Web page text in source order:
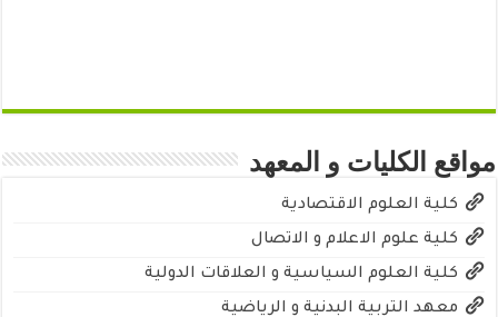
مواقع الكليات و المعهد
كلية العلوم الاقتصادية
كلية علوم الاعلام و الاتصال
كلية العلوم السياسية و العلاقات الدولية
معهد التربية البدنية و الرياضية